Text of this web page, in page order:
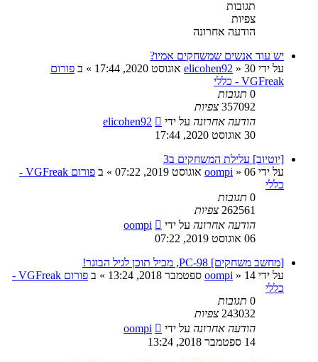
תגובות
צפיות
הודעה אחרונה
יש עוד אנשים שמשחקים אמיו?
על ידי
elicohen92 » 30 אוגוסט 2020, 17:44 » ב פורום
VGFreak - כללי
0 תגובות
357092 צפיות
הודעה אחרונה על ידי
elicohen92
30 אוגוסט 2020, 17:44
[יוטיוב] עלילת המשחקים ב3
על ידי
oompi » 06 אוגוסט 2019, 07:22 » ב
פורום VGFreak -
כללי
0 תגובות
262561 צפיות
הודעה אחרונה על ידי
oompi
06 אוגוסט 2019, 07:22
[מחשב משחקים] PC-98, מכיל תוכן לגיל הבוגר!
על ידי
oompi » 14 ספטמבר 2018, 13:24 » ב
פורום VGFreak -
כללי
0 תגובות
243032 צפיות
הודעה אחרונה על ידי
oompi
14 ספטמבר 2018, 13:24